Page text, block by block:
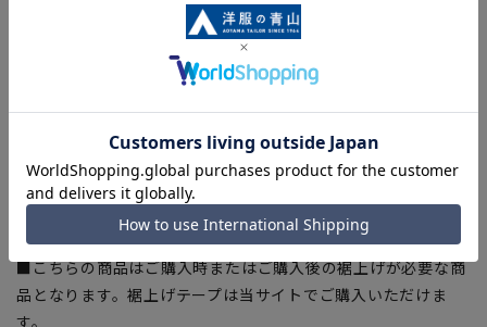
[85]ウエスト:87cm ヒップ:106.2cm 股上:24.5cm 股下:91cm
[88]ウエスト:90cm ヒップ:108.9cm 股上:25cm 股下:91cm
[91]ウエスト:93cm ヒップ:109.8cm 股上:25cm 股下:91cm
[94]ウエスト:96cm ヒップ:112.5cm 股上:25cm 股下:91cm
渡り幅:35cm
■こちらの商品はご購入時またはご購入後の裾上げが必要な商
品となります。裾上げテープは当サイトでご購入いただけま
す。